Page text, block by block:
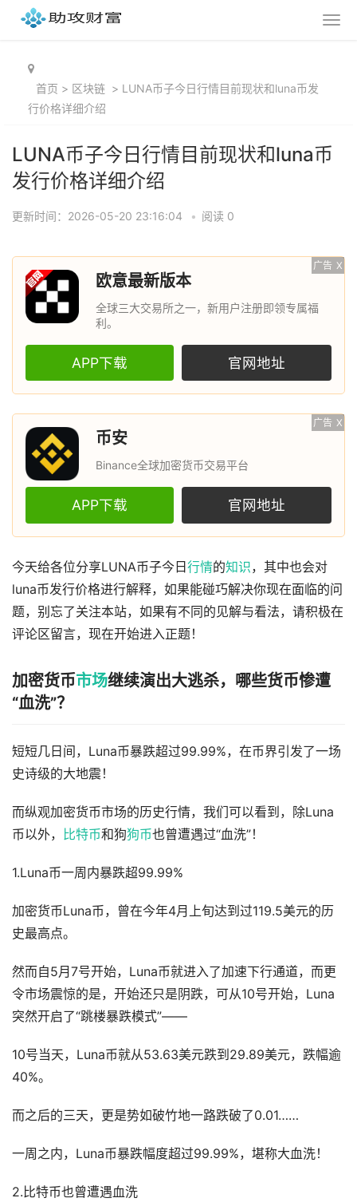
首页 > 区块链 > LUNA币子今日行情目前现状和luna币发
行价格详细介绍
LUNA币子今日行情目前现状和luna币
发行价格详细介绍
更新时间：2026-05-20 23:16:04 • 阅读 0
广告 X
欧意最新版本
全球三大交易所之一，新用户注册即领专属福
利。
APP下载 官网地址
广告 X
币安
Binance全球加密货币交易平台
APP下载 官网地址
今天给各位分享LUNA币子今日 行情的知识，其中也会对
luna币发行价格进行解释，如果能碰巧解决你现在面临的问
题，别忘了关注本站，如果有不同的见解与看法，请积极在
评论区留言，现在开始进入正题！
加密货币市场继续演出大逃杀，哪些货币惨遭
“血洗”？
短短几日间，Luna币暴跌超过99.99%，在币界引发了一场
史诗级的大地震！
而纵观加密货币市场的历史行情，我们可以看到，除Luna
币以外，
比特币和狗狗币也曾遭遇过“血洗”！
1.Luna币一周内暴跌超99.99%
加密货币Luna币，曾在今年4月上旬达到过119.5美元的历
史最高点。
然而自5月7号开始，Luna币就进入了加速下行通道，而更
令市场震惊的是，开始还只是阴跌，可从10号开始，Luna
突然开启了“跳楼暴跌模式”——
10号当天，Luna币就从53.63美元跌到29.89美元，跌幅逾
40%。
而之后的三天，更是势如破竹地一路跌破了0.01……
一周之内，Luna币暴跌幅度超过99.99%，堪称大血洗！
2.比特币也曾遭遇血洗